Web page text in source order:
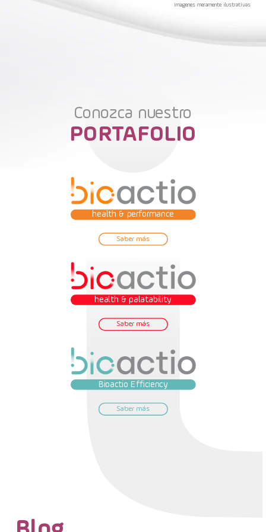
Imagenes meramente ilustrativas
Conozca nuestro
PORTAFOLIO
health & performance
Saber más
health & palatability
Saber más
Bioactio Efficiency
Saber más